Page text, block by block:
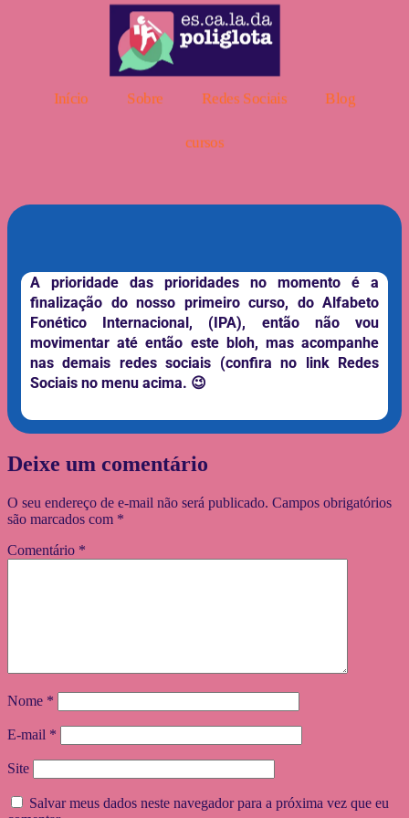
Início Sobre Redes Sociais Blog
cursos
A prioridade das prioridades no momento é a
finalização do nosso primeiro curso, do Alfabeto
Fonético Internacional, (IPA), então não vou
movimentar até então este bloh, mas acompanhe
nas demais redes sociais (confira no link Redes
Sociais no menu acima. 😉
Deixe um comentário
O seu endereço de e-mail não será publicado. Campos obrigatórios
são marcados com *
Comentário *
Nome *
E-mail *
Site
Salvar meus dados neste navegador para a próxima vez que eu